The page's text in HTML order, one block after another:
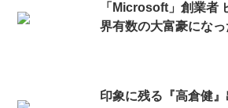
「Microsoft」創業者
界有数の大富豪にな
印象に残る『高倉健